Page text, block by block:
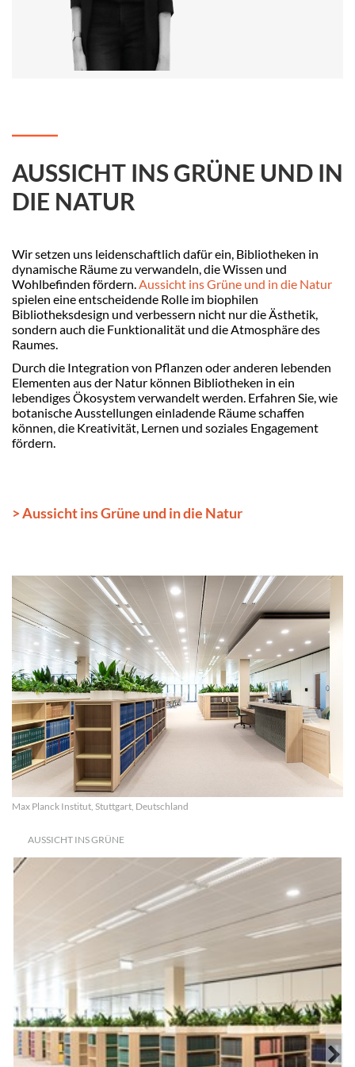
AUSSICHT INS GRÜNE UND IN
DIE NATUR
Wir setzen uns leidenschaftlich dafür ein, Bibliotheken in
dynamische Räume zu verwandeln, die Wissen und
Wohlbefinden fördern.Aussicht ins Grüne und in die Natur
spielen eine entscheidende Rolle im biophilen
Bibliotheksdesign und verbessern nicht nur die Ästhetik,
sondern auch die Funktionalität und die Atmosphäre des
Raumes.
Durch die Integration von Pflanzen oder anderen lebenden
Elementen aus der Natur können Bibliotheken in ein
lebendiges Ökosystem verwandelt werden. Erfahren Sie, wie
botanische Ausstellungen einladende Räume schaffen
können, die Kreativität, Lernen und soziales Engagement
fördern.
> Aussicht ins Grüne und in die Natur
Max Planck Institut, Stuttgart, Deutschland
AUSSICHT INS GRÜNE